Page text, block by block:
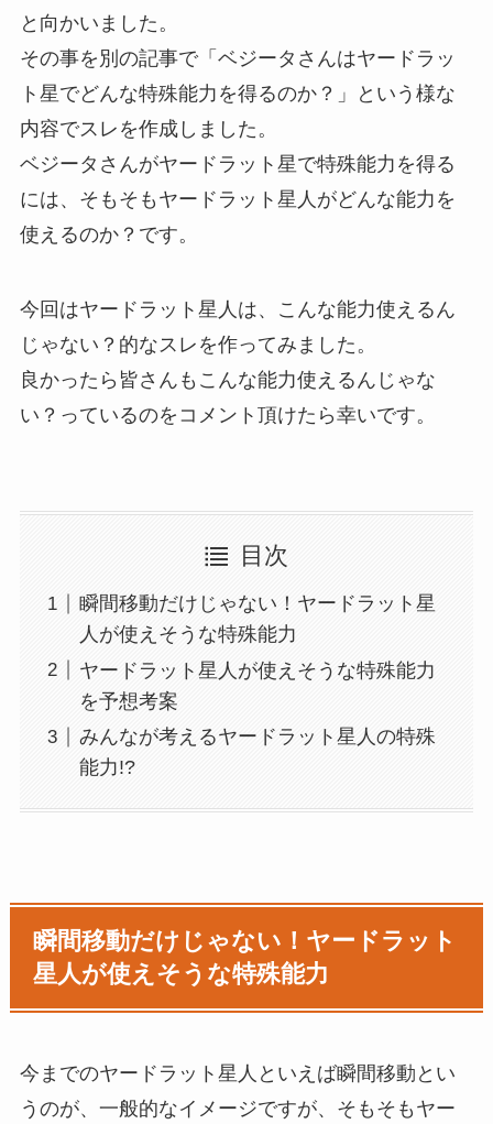
と向かいました。
その事を別の記事で「ベジータさんはヤードラッ
ト星でどんな特殊能力を得るのか？」という様な
内容でスレを作成しました。
ベジータさんがヤードラット星で特殊能力を得る
には、そもそもヤードラット星人がどんな能力を
使えるのか？です。
今回はヤードラット星人は、こんな能力使えるん
じゃない？的なスレを作ってみました。
良かったら皆さんもこんな能力使えるんじゃな
い？っているのをコメント頂けたら幸いです。
目次
瞬間移動だけじゃない！ヤードラット星
人が使えそうな特殊能力
ヤードラット星人が使えそうな特殊能力
を予想考案
みんなが考えるヤードラット星人の特殊
能力!?
瞬間移動だけじゃない！ヤードラット
星人が使えそうな特殊能力
今までのヤードラット星人といえば瞬間移動とい
うのが、一般的なイメージですが、そもそもヤー